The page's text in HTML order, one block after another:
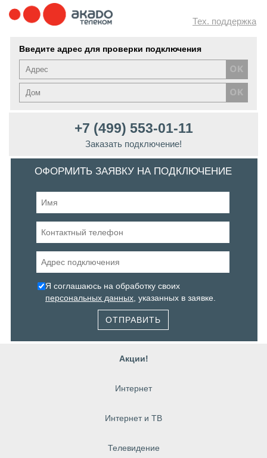
Тех. поддержка
Введите адрес для проверки подключения
+7 (499) 553-01-11
Заказать подключение!
ОФОРМИТЬ ЗАЯВКУ НА ПОДКЛЮЧЕНИЕ
Я соглашаюсь на обработку своих
персональных данных , указанных в заявке.
ОТПРАВИТЬ
Акции!
Интернет
Интернет и ТВ
Телевидение